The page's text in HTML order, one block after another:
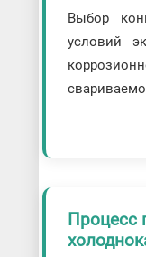
Выбор
условий
Процесс